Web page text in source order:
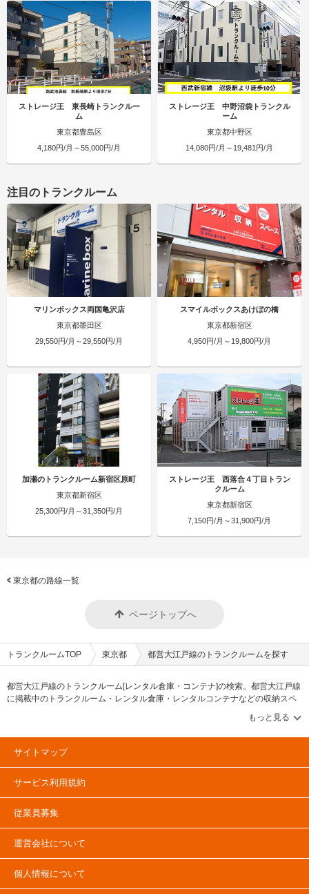
ストレージ王 東長崎トランクルー
ム
東京都豊島区
4,180円/月～55,000円/月
ストレージ王 中野沼袋トランクル
ーム
東京都中野区
14,080円/月～19,481円/月
注目のトランクルーム
マリンボックス両国亀沢店
東京都墨田区
29,550円/月～29,550円/月
スマイルボックスあけぼの橋
東京都新宿区
4,950円/月～19,800円/月
加瀬のトランクルーム新宿区原町
東京都新宿区
25,300円/月～31,350円/月
ストレージ王 西落合４丁目トラン
クルーム
東京都新宿区
7,150円/月～31,900円/月
東京都の路線一覧
ページトップへ
トランクルームTOP 東京都 都営大江戸線のトランクルームを探す
都営大江戸線のトランクルーム[レンタル倉庫・コンテナ]の検索。都営大江戸線
に掲載中のトランクルーム・レンタル倉庫・レンタルコンテナなどの収納スペ
ースを、借りたい地域から探して、広さ・料金[賃料]・セキュリティ・空調完
備・24時間出し入れ可能などの希望条件で絞込み！豊富な物件数から様々な方
法でご希望の収納スペースを簡単に探せるトランクルーム情報サイトです。都
営大江戸線で気になるトランクルームを見つけたら、メールか電話でお問合せ
サイトマップ
サービス利用規約
従業員募集
運営会社について
個人情報について